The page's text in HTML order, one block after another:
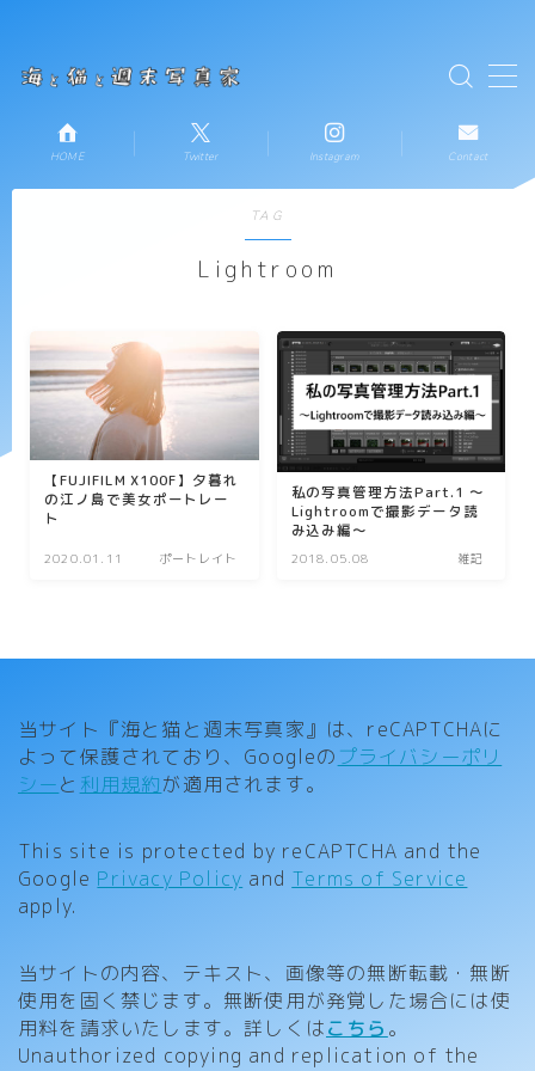
MENU
HOME
プロフィール
コンタクト
HOME Twitter Instagram Contact
TAG
Lightroom
【FUJIFILM X100F】夕暮れ
の江ノ島で美女ポートレー
ト
2020.01.11 ポートレイト
私の写真管理方法Part.1 ～
Lightroomで撮影データ読
み込み編～
2018.05.08 雑記
当サイト『海と猫と週末写真家』は、reCAPTCHAに
よって保護されており、Googleの プライバシーポリ
シーと 利用規約が適用されます。
This site is protected by reCAPTCHA and the
Google Privacy Policy and Terms of Service
apply.
当サイトの内容、テキスト、画像等の無断転載・無断
使用を固く禁じます。無断使用が発覚した場合には使
用料を請求いたします。詳しくはこちら 。
Unauthorized copying and replication of the